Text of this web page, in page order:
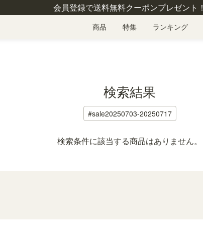
会員登録で送料無料クーポンプレゼント！
商品 特集 ランキング
検索結果
#sale20250703-20250717
検索条件に該当する商品はありません。